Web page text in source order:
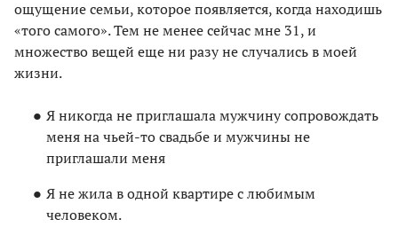
ощущение семьи, которое появляется, когда находишь
«того самого». Тем не менее сейчас мне 31, и
множество вещей еще ни разу не случались в моей
жизни.
Я никогда не приглашала мужчину сопровождать
меня на чьей-то свадьбе и мужчины не
приглашали меня
Я не жила в одной квартире с любимым
человеком.